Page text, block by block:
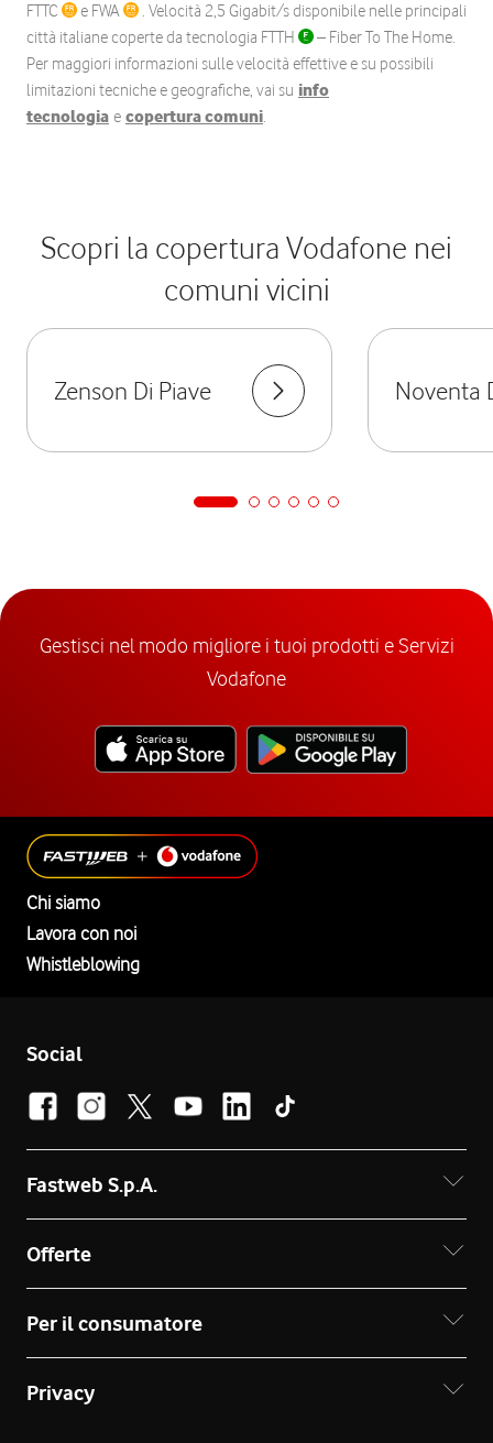
FTTC
e FWA
. Velocità 2,5 Gigabit/s disponibile nelle principali
città italiane coperte da tecnologia FTTH
– Fiber To The Home.
Per maggiori informazioni sulle velocità effettive e su possibili
limitazioni tecniche e geografiche, vai su info
tecnologia e copertura comuni.
Scopri la copertura Vodafone nei
comuni vicini
Zenson Di Piave Noventa
Gestisci nel modo migliore i tuoi prodotti e Servizi
Vodafone
Chi siamo
Lavora con noi
Whistleblowing
Social
Fastweb S.p.A.
Offerte
Per il consumatore
Privacy